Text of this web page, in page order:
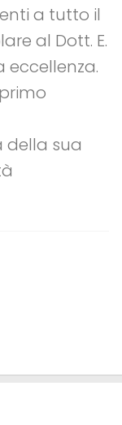
a tutto il
al Dott. E.
eccellenza.
sua